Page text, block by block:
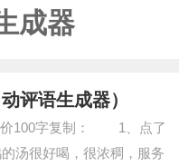
成器
评语生成器）
价100字复制： 1、点了
汤很好喝，很浓稠，服务